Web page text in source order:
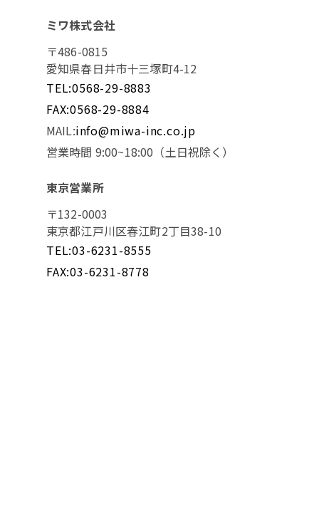
ミワ株式会社
〒486-0815
愛知県春日井市十三塚町4-12
TEL:0568-29-8883
FAX:0568-29-8884
MAIL:info@miwa-inc.co.jp
営業時間 9:00~18:00（土日祝除く）
東京営業所
〒132-0003
東京都江戸川区春江町2丁目38-10
TEL:03-6231-8555
FAX:03-6231-8778